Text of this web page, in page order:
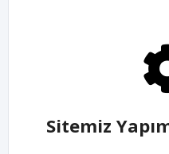
Sitemiz